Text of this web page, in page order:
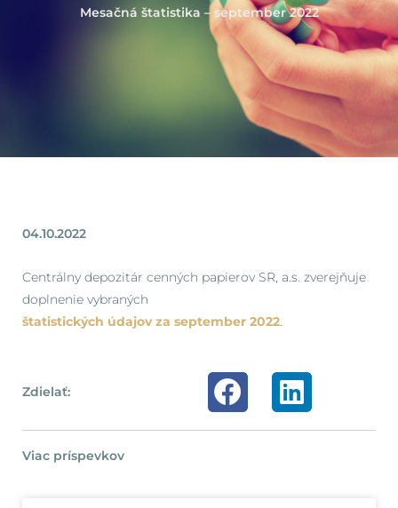
Mesačná štatistika – september 2022
04.10.2022
Centrálny depozitár cenných papierov SR, a.s. zverejňuje
doplnenie vybraných
štatistických údajov za september 2022
Zdielať:
Viac príspevkov